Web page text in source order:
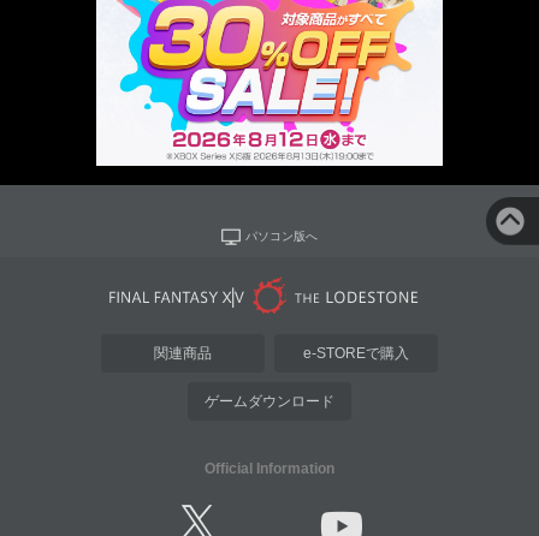
パソコン版へ
関連商品 e-STOREで購入
ゲームダウンロード
Official Information